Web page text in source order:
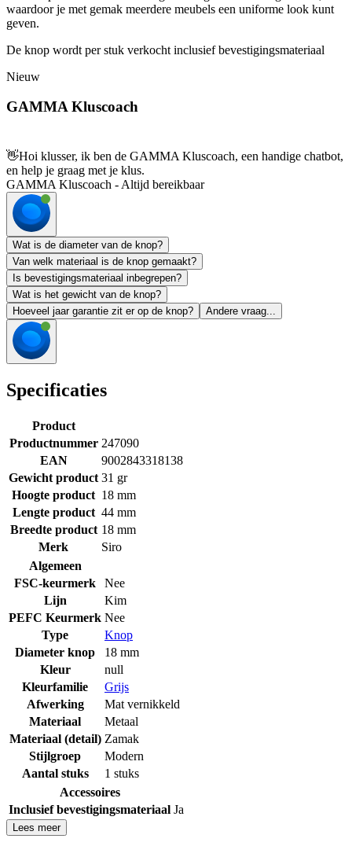
waardoor je met gemak meerdere meubels een uniforme look kunt
geven.
De knop wordt per stuk verkocht inclusief bevestigingsmateriaal
Nieuw
GAMMA Kluscoach
👋Hoi klusser, ik ben de GAMMA Kluscoach, een handige chatbot,
en help je graag met je klus.
GAMMA Kluscoach - Altijd bereikbaar
Wat is de diameter van de knop?
Van welk materiaal is de knop gemaakt?
Is bevestigingsmateriaal inbegrepen?
Wat is het gewicht van de knop?
Hoeveel jaar garantie zit er op de knop?
Andere vraag...
Specificaties
Product
Productnummer 247090
EAN
9002843318138
Gewicht product 31 gr
Hoogte product 18 mm
Lengte product 44 mm
Breedte product 18 mm
Merk
Siro
Algemeen
FSC-keurmerk
Nee
Lijn
Kim
PEFC Keurmerk Nee
Type
Knop
Diameter knop
18 mm
Kleur
null
Kleurfamilie
Grijs
Afwerking
Mat vernikkeld
Materiaal
Metaal
Materiaal (detail) Zamak
Stijlgroep
Modern
Aantal stuks
1 stuks
Accessoires
Inclusief bevestigingsmateriaal Ja
Lees meer